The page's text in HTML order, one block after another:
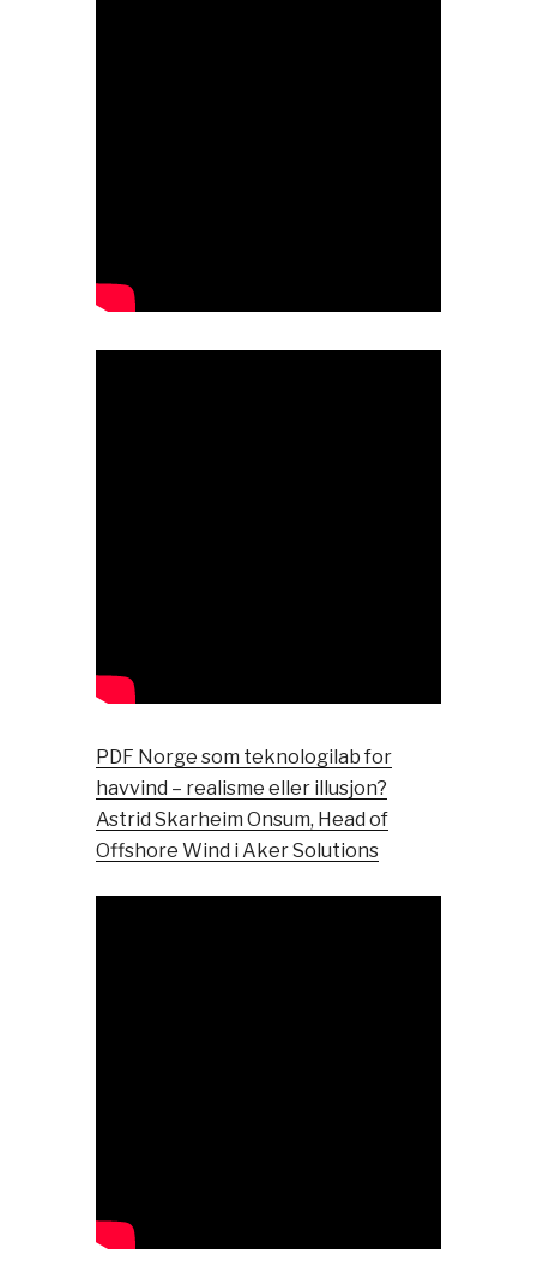
PDF Norge som teknologilab for
havvind – realisme eller illusjon?
Astrid Skarheim Onsum, Head of
Offshore Wind i Aker Solutions